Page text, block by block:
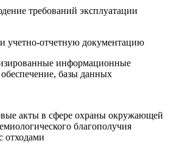
требований эксплуатации
учетно-отчетную документацию
информационные
базы данных
акты в сфере охраны окружающей
благополучия
отходами